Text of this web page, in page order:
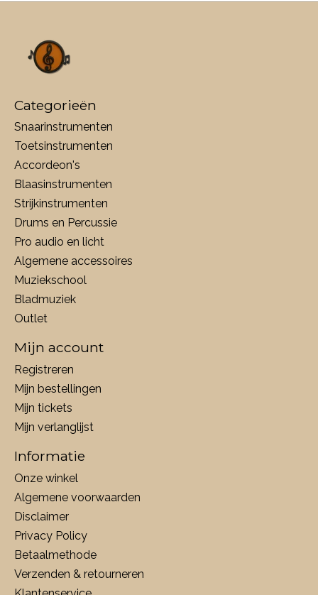
Categorieën
Snaarinstrumenten
Toetsinstrumenten
Accordeon's
Blaasinstrumenten
Strijkinstrumenten
Drums en Percussie
Pro audio en licht
Algemene accessoires
Muziekschool
Bladmuziek
Outlet
Mijn account
Registreren
Mijn bestellingen
Mijn tickets
Mijn verlanglijst
Informatie
Onze winkel
Algemene voorwaarden
Disclaimer
Privacy Policy
Betaalmethode
Verzenden & retourneren